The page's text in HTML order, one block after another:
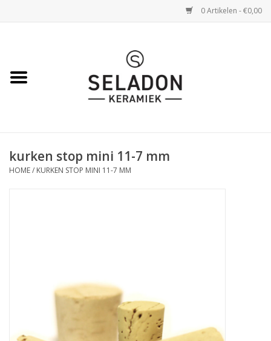
0 Artikelen - €0,00
VERZENDING
kurken stop mini 11-7 mm
HOME/ KURKEN STOP MINI 11-7 MM